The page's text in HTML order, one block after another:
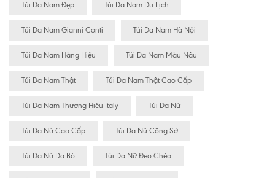
Túi Da Nam Đẹp Túi Da Nam Du Lịch
Túi Da Nam Gianni Conti Túi Da Nam Hà Nội
Túi Da Nam Hàng Hiệu Túi Da Nam Màu Nâu
Túi Da Nam Thật Túi Da Nam Thật Cao Cấp
Túi Da Nam Thương Hiệu Italy Túi Da Nữ
Túi Da Nữ Cao Cấp Túi Da Nữ Công Sở
Túi Da Nữ Da Bò Túi Da Nữ Đeo Chéo